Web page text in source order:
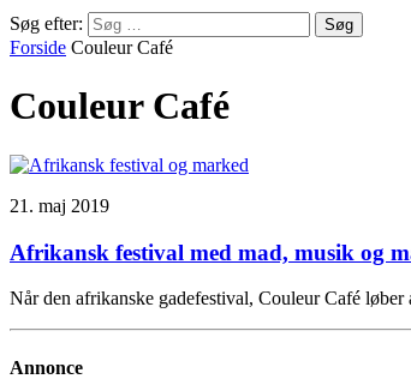
Søg efter:
Forside Couleur Café
Couleur Café
21. maj 2019
Afrikansk festival med mad, musik og
Når den afrikanske gadefestival, Couleur Café
Annonce